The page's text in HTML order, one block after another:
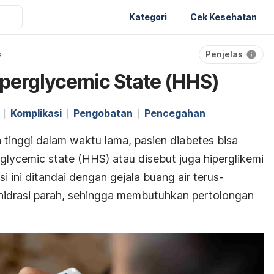
Kategori Cek Kesehatan
Penjelas
State (HHS)
Komplikasi Pengobatan Pencegahan
dalam waktu lama, pasien diabetes bisa
state (HHS) atau disebut juga hiperglikemi
ini ditandai dengan gejala buang air terus-
parah, sehingga membutuhkan pertolongan